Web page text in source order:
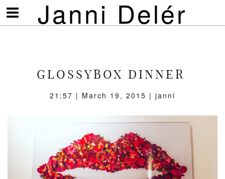
Janni Delér
Visa/göm
meny
GLOSSYBOX DINNER
21:57 | March 19, 2015 | janni